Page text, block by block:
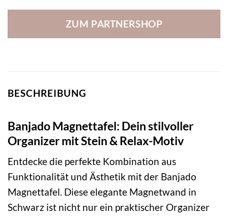
ZUM PARTNERSHOP
BESCHREIBUNG
Banjado Magnettafel: Dein stilvoller
Organizer mit Stein & Relax-Motiv
Entdecke die perfekte Kombination aus
Funktionalität und Ästhetik mit der Banjado
Magnettafel. Diese elegante Magnetwand in
Schwarz ist nicht nur ein praktischer Organizer